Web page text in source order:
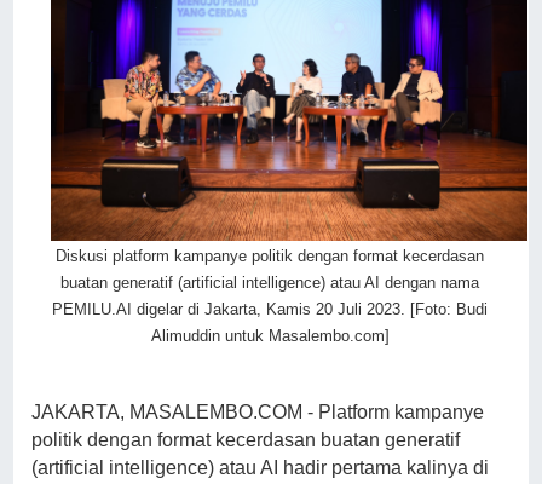
Diskusi platform kampanye politik dengan format kecerdasan
buatan generatif (artificial intelligence) atau AI dengan nama
PEMILU.AI digelar di Jakarta, Kamis 20 Juli 2023. [Foto: Budi
Alimuddin untuk Masalembo.com]
JAKARTA, MASALEMBO.COM - Platform kampanye
politik dengan format kecerdasan buatan generatif
(artificial intelligence) atau AI hadir pertama kalinya di